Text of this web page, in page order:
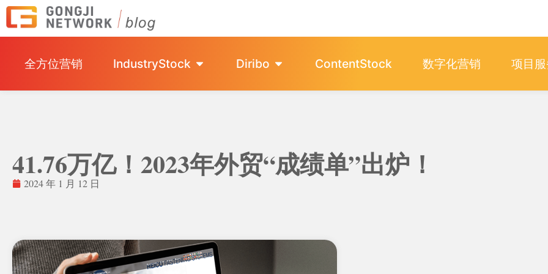
全方位营销 IndustryStock Diribo ContentStock 数字化营销 项目
41.76万亿！2023年外贸“成绩单”出炉！
2024 年 1 月 12 日